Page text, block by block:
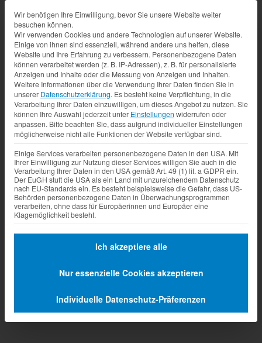
Datenschutz-Präferenz
Wir benötigen Ihre Einwilligung, bevor Sie unsere Website weiter
besuchen können.
Wir verwenden Cookies und andere Technologien auf unserer Website.
Einige von ihnen sind essenziell, während andere uns helfen, diese
Website und Ihre Erfahrung zu verbessern. Personenbezogene Daten
können verarbeitet werden (z. B. IP-Adressen), z. B. für personalisierte
Anzeigen und Inhalte oder die Messung von Anzeigen und Inhalten.
Weitere Informationen über die Verwendung Ihrer Daten finden Sie in
unserer Datenschutzerklärung. Es besteht keine Verpflichtung, in die
Verarbeitung Ihrer Daten einzuwilligen, um dieses Angebot zu nutzen. Sie
können Ihre Auswahl jederzeit unter Einstellungen widerrufen oder
anpassen. Bitte beachten Sie, dass aufgrund individueller Einstellungen
möglicherweise nicht alle Funktionen der Website verfügbar sind.
Einige Services verarbeiten personenbezogene Daten in den USA. Mit
Ihrer Einwilligung zur Nutzung dieser Services willigen Sie auch in die
Verarbeitung Ihrer Daten in den USA gemäß Art. 49 (1) lit. a GDPR ein.
Der EuGH stuft die USA als ein Land mit unzureichendem Datenschutz
nach EU-Standards ein. Es besteht beispielsweise die Gefahr, dass US-
Behörden personenbezogene Daten in Überwachungsprogrammen
verarbeiten, ohne dass für Europäerinnen und Europäer eine
Klagemöglichkeit besteht.
Ich akzeptiere alle
Nur essenzielle Cookies akzeptieren
Individuelle Datenschutz-Präferenzen